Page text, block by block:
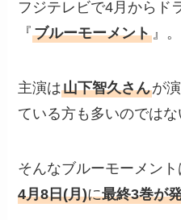
フジテレビで4月からド
『ブルーモーメント 』。
主演は山下智久さんが
ている方も多いのではな
そんなブルーモーメン
4月8日(月)に最終3巻が